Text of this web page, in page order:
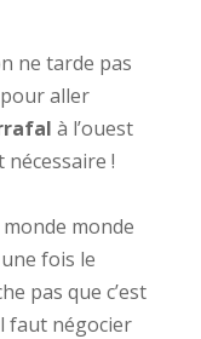
ne tarde pas
aller
à l’ouest
nécessaire !
monde
fois le
pas que c’est
faut négocier